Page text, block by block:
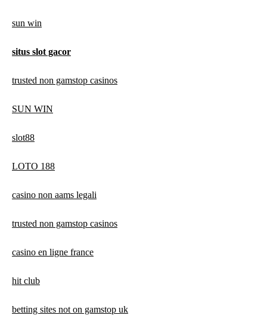
sun win
situs slot gacor
trusted non gamstop casinos
SUN WIN
slot88
LOTO 188
casino non aams legali
trusted non gamstop casinos
casino en ligne france
hit club
betting sites not on gamstop uk